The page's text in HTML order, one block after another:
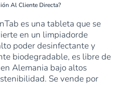
Al Cliente Directa?
es una tableta que se
en un limpiadorde
poder desinfectante y
biodegradable, es libre de
Alemania bajo altos
Se vende por